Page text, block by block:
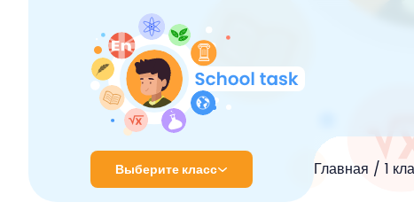
Выберите класс Главная 1